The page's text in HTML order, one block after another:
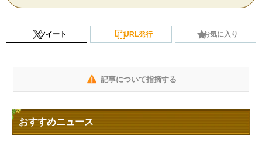
ツイート URL発行 お気に入り
記事について指摘する
おすすめニュース